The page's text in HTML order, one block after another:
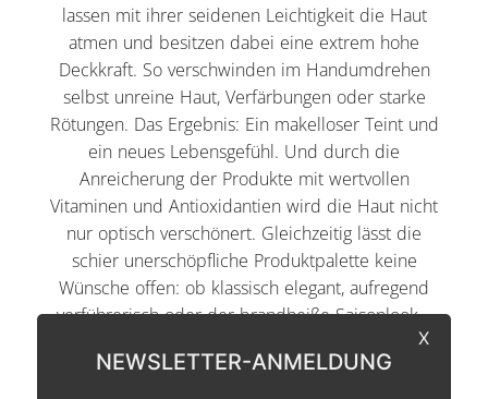
lassen mit ihrer seidenen Leichtigkeit die Haut
atmen und besitzen dabei eine extrem hohe
Deckkraft. So verschwinden im Handumdrehen
selbst unreine Haut, Verfärbungen oder starke
Rötungen. Das Ergebnis: Ein makelloser Teint und
ein neues Lebensgefühl. Und durch die
Anreicherung der Produkte mit wertvollen
Vitaminen und Antioxidantien wird die Haut nicht
nur optisch verschönert. Gleichzeitig lässt die
schier unerschöpfliche Produktpalette keine
Wünsche offen: ob klassisch elegant, aufregend
verführerisch oder der brandheiße Saisonlook –
X
NEWSLETTER-ANMELDUNG